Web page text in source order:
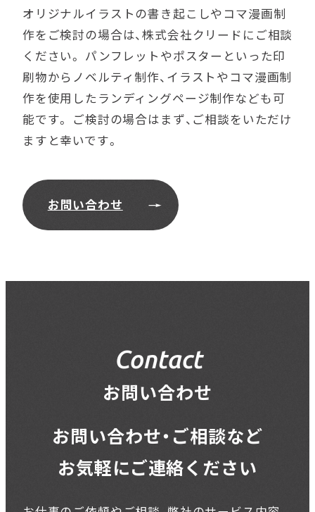
オリジナルイラストの書き起こしやコマ漫画制
作をご検討の場合は、株式会社クリードにご相談
ください。 パンフレットやポスターといった印
刷物からノベルティ制作、イラストやコマ漫画制
作を使用したランディングページ制作なども可
能です。 ご検討の場合はまず、ご相談をいただけ
ますと幸いです。
お問い合わせ
Contact
お問い合わせ
お問い合わせ・ご相談など
お気軽にご連絡ください